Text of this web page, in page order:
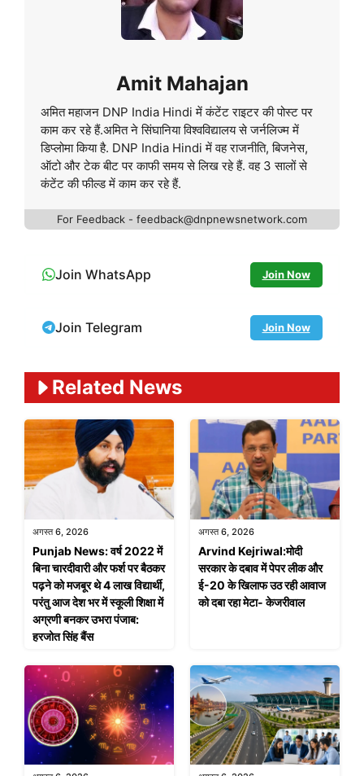
Amit Mahajan
अमित महाजन DNP India Hindi में कंटेंट राइटर की पोस्ट पर
काम कर रहे हैं.अमित ने सिंघानिया विश्वविद्यालय से जर्नलिज्म में
डिप्लोमा किया है. DNP India Hindi में वह राजनीति, बिजनेस,
ऑटो और टेक बीट पर काफी समय से लिख रहे हैं. वह 3 सालों से
कंटेंट की फील्ड में काम कर रहे हैं.
For Feedback - feedback@dnpnewsnetwork.com
Join WhatsApp Join Now
Join Telegram Join Now
Related News
अगस्त 6, 2026
Punjab News: वर्ष 2022 में
बिना चारदीवारी और फर्श पर बैठकर
पढ़ने को मजबूर थे 4 लाख विद्यार्थी,
परंतु आज देश भर में स्कूली शिक्षा में
अग्रणी बनकर उभरा पंजाब:
हरजोत सिंह बैंस
अगस्त 6, 2026
Arvind Kejriwal:मोदी
सरकार के दबाव में पेपर लीक और
ई-20 के खिलाफ उठ रही आवाज
को दबा रहा मेटा- केजरीवाल